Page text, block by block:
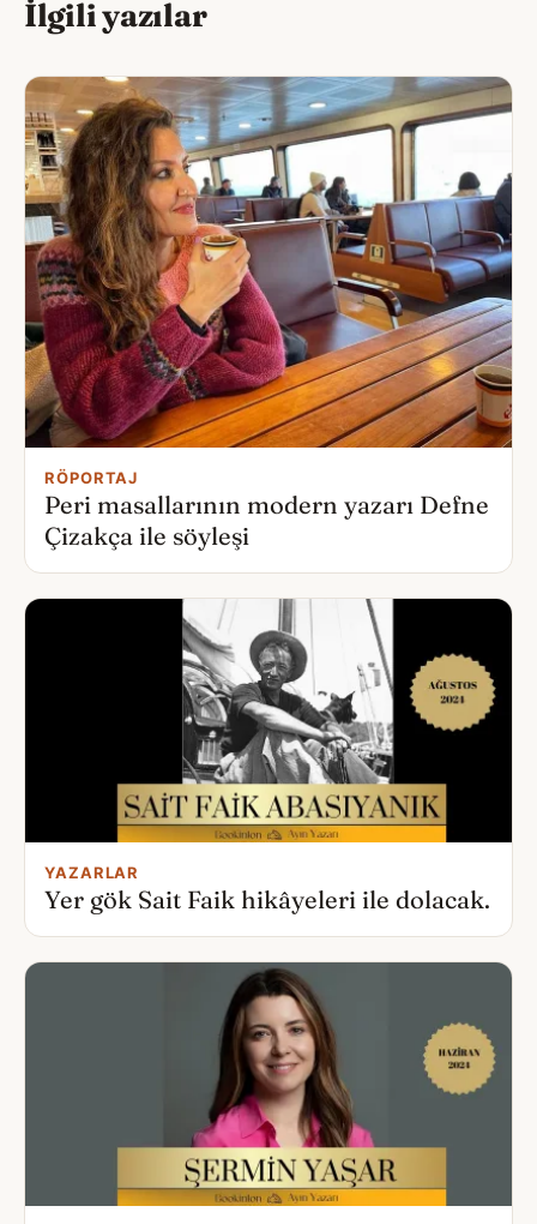
İlgili yazılar
RÖPORTAJ
Peri masallarının modern yazarı Defne
Çizakça ile söyleşi
YAZARLAR
Yer gök Sait Faik hikâyeleri ile dolacak.